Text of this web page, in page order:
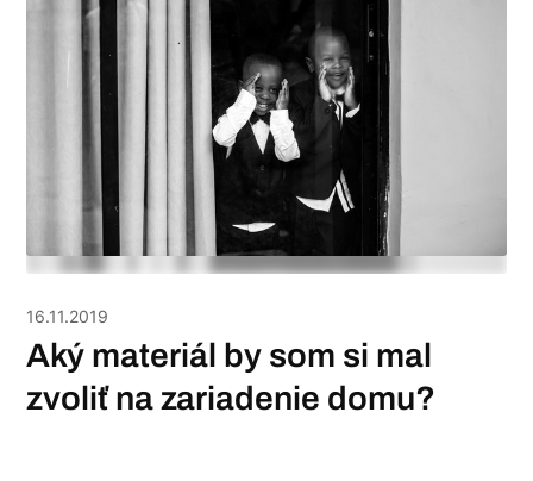
16.11.2019
Aký materiál by som si mal
zvoliť na zariadenie domu?